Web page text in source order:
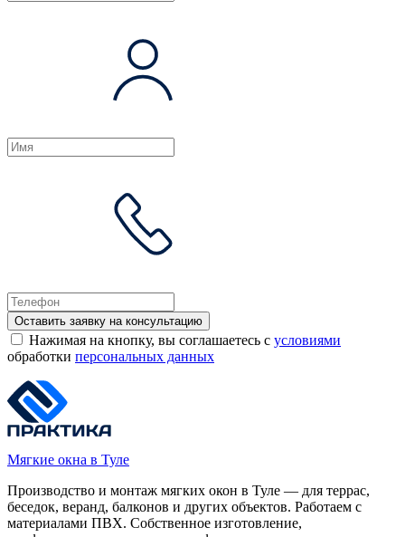
Оставить заявку на консультацию
Нажимая на кнопку, вы соглашаетесь с условиями
обработки персональных данных
Мягкие окна в Туле
Производство и монтаж мягких окон в Туле — для террас,
беседок, веранд, балконов и других объектов. Работаем с
материалами ПВХ. Собственное изготовление,